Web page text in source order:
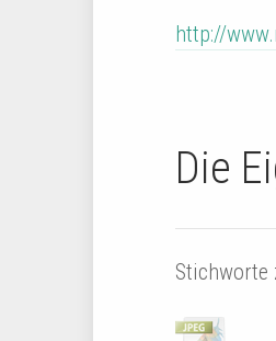
http://
Die
Stichworte